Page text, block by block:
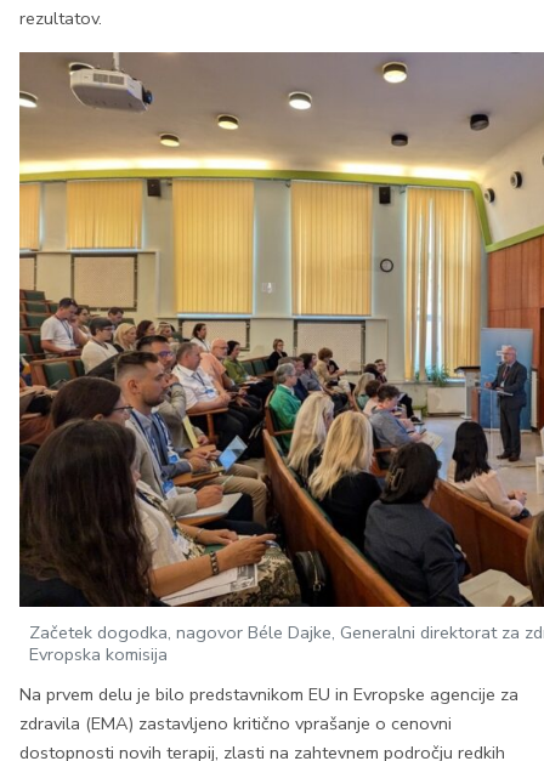
rezultatov.
Začetek dogodka, nagovor Béle Dajke, Generalni direktorat za
Evropska komisija
Na prvem delu je bilo predstavnikom EU in Evropske agencije za
zdravila (EMA) zastavljeno kritično vprašanje o cenovni
dostopnosti novih terapij, zlasti na zahtevnem področju redkih